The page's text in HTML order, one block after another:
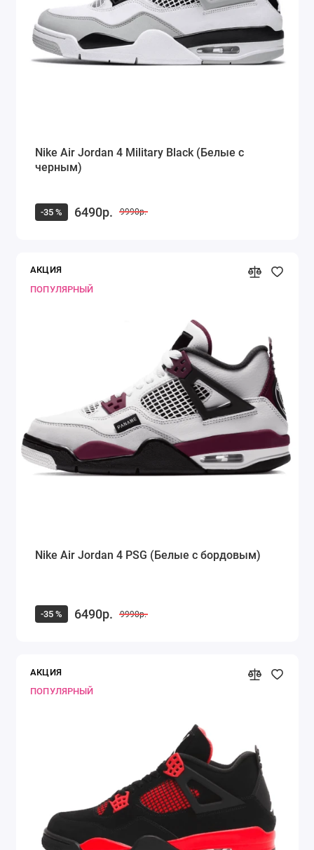
Nike Air Jordan 4 Military Black (Белые с
черным)
-35 % 6490р. 9990р.
АКЦИЯ
ПОПУЛЯРНЫЙ
Nike Air Jordan 4 PSG (Белые с бордовым)
-35 % 6490р. 9990р.
АКЦИЯ
ПОПУЛЯРНЫЙ